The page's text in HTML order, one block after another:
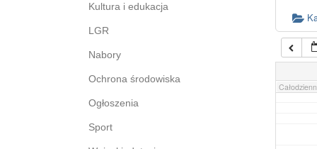
Kultura i edukacja
LGR
Nabory
Ochrona środowiska
Ogłoszenia
Sport
06:00
07:00